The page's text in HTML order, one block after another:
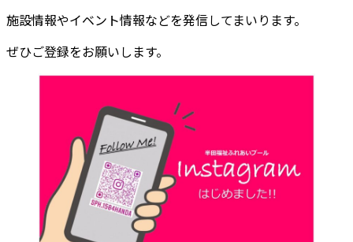
:
施設情報やイベント情報などを発信してまいります。
ぜひご登録をお願いします。